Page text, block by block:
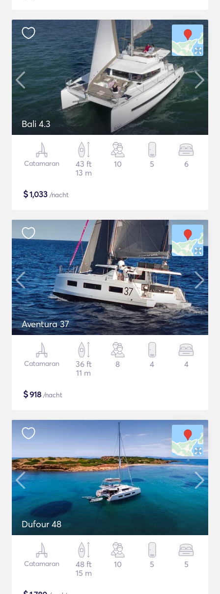
Bali 4.3
Catamaran
43 ft
13 m
10 5 6
$1,033 /nacht
Aventura 37
Catamaran
36 ft
11 m
8 4 4
$918 /nacht
Dufour 48
Catamaran
48 ft
15 m
10 5 5